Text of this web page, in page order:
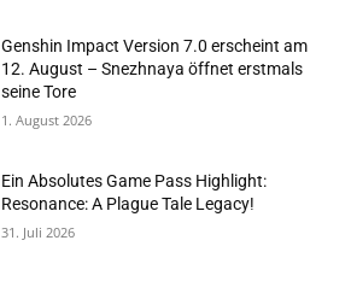
Genshin Impact Version 7.0 erscheint am
12. August – Snezhnaya öffnet erstmals
seine Tore
1. August 2026
Ein Absolutes Game Pass Highlight:
Resonance: A Plague Tale Legacy!
31. Juli 2026